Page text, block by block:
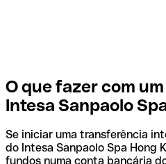
O que fazer com
Intesa Sanpaolo
Se iniciar uma transferência
do Intesa Sanpaolo Spa Hong
fundos numa conta bancária